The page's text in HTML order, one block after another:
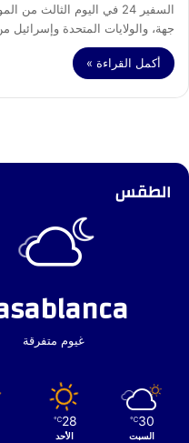
السفير 24 في اليوم
جهة، والولايات المتحدة
أكمل القراءة »
الطقس
غيوم متفرقة
30
℃
السبت
28
℃
الأحد